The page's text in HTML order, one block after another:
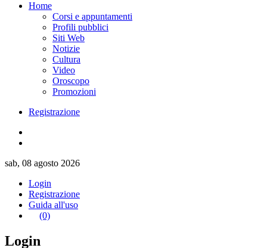
Home
Corsi e appuntamenti
Profili pubblici
Siti Web
Notizie
Cultura
Video
Oroscopo
Promozioni
Registrazione
sab, 08 agosto 2026
Login
Registrazione
Guida all'uso
(0)
Login